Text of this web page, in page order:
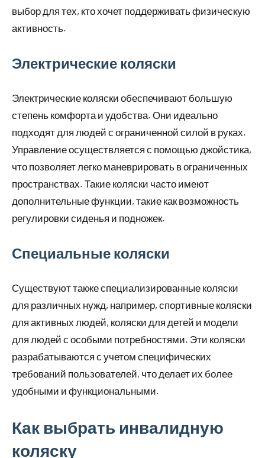
выбор для тех, кто хочет поддерживать физическую
активность.
Электрические коляски
Электрические коляски обеспечивают большую
степень комфорта и удобства. Они идеально
подходят для людей с ограниченной силой в руках.
Управление осуществляется с помощью джойстика,
что позволяет легко маневрировать в ограниченных
пространствах. Такие коляски часто имеют
дополнительные функции, такие как возможность
регулировки сиденья и подножек.
Специальные коляски
Существуют также специализированные коляски
для различных нужд, например, спортивные коляски
для активных людей, коляски для детей и модели
для людей с особыми потребностями. Эти коляски
разрабатываются с учетом специфических
требований пользователей, что делает их более
удобными и функциональными.
Как выбрать инвалидную
коляску